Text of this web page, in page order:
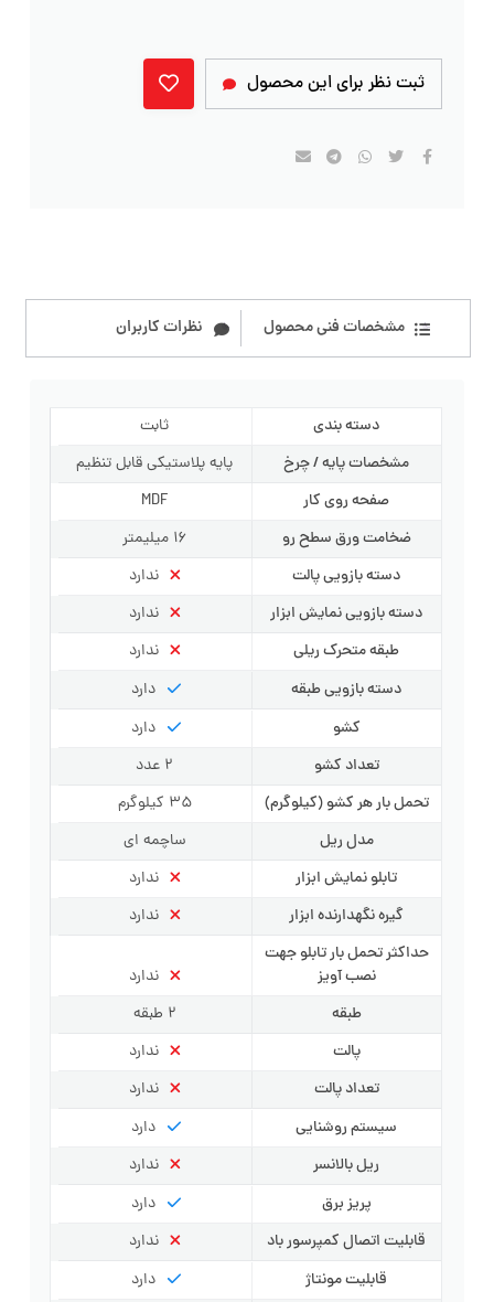
ثبت نظر برای این محصول
مشخصات فنی محصول نظرات کاربران
دسته بندی
ثابت
مشخصات پایه / چرخ
پایه پلاستیکی قابل تنظیم
صفحه روی کار
MDF
ضخامت ورق سطح رو
16 میلیمتر
دسته بازویی پالت
ندارد
دسته بازویی نمایش ابزار
ندارد
طبقه متحرک ریلی
ندارد
دسته بازویی طبقه
دارد
کشو
دارد
تعداد کشو
2 عدد
تحمل بار هر کشو (کیلوگرم)
35 کیلوگرم
مدل ریل
ساچمه ای
تابلو نمایش ابزار
ندارد
گیره نگهدارنده ابزار
ندارد
حداکثر تحمل بار تابلو جهت
نصب آویز
ندارد
طبقه
2 طبقه
پالت
ندارد
تعداد پالت
ندارد
سیستم روشنایی
دارد
ریل بالانسر
ندارد
پریز برق
دارد
قابلیت اتصال کمپرسور باد
ندارد
قابلیت مونتاژ
دارد